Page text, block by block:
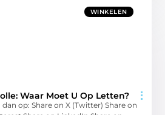
WINKELEN
Waar Moet U Op Letten?
op: Share on X (Twitter) Share on